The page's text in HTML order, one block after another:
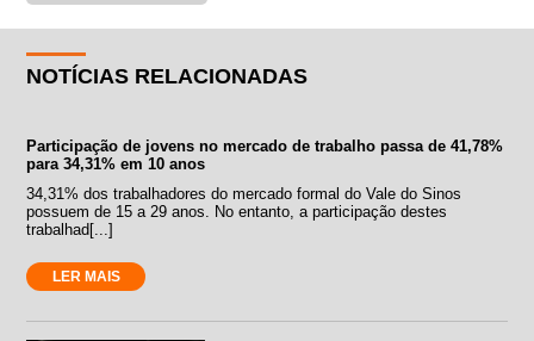
NOTÍCIAS RELACIONADAS
Participação de jovens no mercado de trabalho passa de 41,78%
para 34,31% em 10 anos
34,31% dos trabalhadores do mercado formal do Vale do Sinos
possuem de 15 a 29 anos. No entanto, a participação destes
trabalhad[...]
LER MAIS